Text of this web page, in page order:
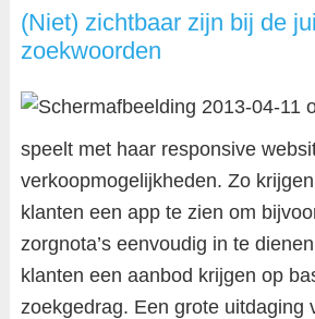
(Niet) zichtbaar zijn bij de
zoekwoorden
speelt met haar responsive
verkoopmogelijkheden. Zo
klanten een app te zien om
zorgnota’s eenvoudig in te
klanten een aanbod krijgen op
zoekgedrag. Een grote uitdaging